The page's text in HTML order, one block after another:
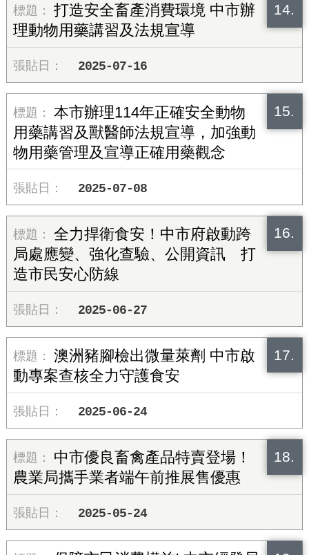
14.
打造安全畜產消費環境 中市辦
理動物用藥講習及法規宣導
2025-07-16
15.
本市辦理114年正確安全動物
用藥講習及獸醫師法規宣導，加強動
物用藥管理及宣導正確用藥觀念
2025-07-08
16.
全力捍衛食安！中市府啟動跨
局處應變、強化查驗、公開資訊 打
造市民安心防線
2025-06-27
17.
澳洲豬腳檢出微量萊劑 中市啟
動專案查核全力守護食安
2025-06-24
18.
中市優良畜禽產品特賣登場！
農業局攜手業者端午前推展售優惠
2025-05-24